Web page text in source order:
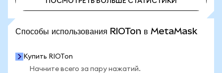
Способы использования RIOTon в MetaMask
Купить RIOTon
Начните всего за пару нажатий.